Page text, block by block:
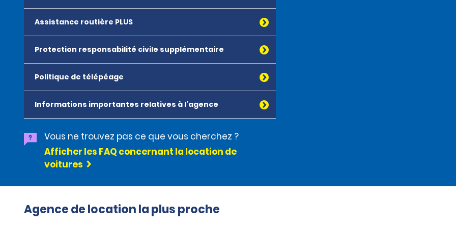
Assistance routière PLUS
Protection responsabilité civile supplémentaire
Politique de télépéage
Informations importantes relatives à l’agence
Vous ne trouvez pas ce que vous cherchez ?
Afficher les FAQ concernant la location de
voitures
Agence de location la plus proche